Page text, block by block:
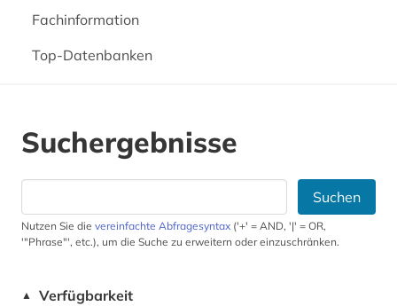
Fachinformation
Top-Datenbanken
Suchergebnisse
Suchen
Nutzen Sie die vereinfachte Abfragesyntax ('+' = AND, '|' = OR,
'"Phrase"', etc.), um die Suche zu erweitern oder einzuschränken.
▲ Verfügbarkeit